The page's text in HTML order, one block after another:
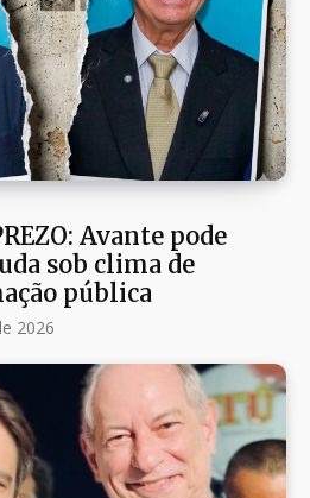
Avante pode
sob clima de
pública
2026